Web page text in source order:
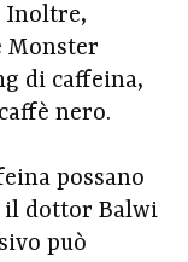
Inoltre,
Monster
di caffeina,
nero.
possano
il dottor Balwi
può